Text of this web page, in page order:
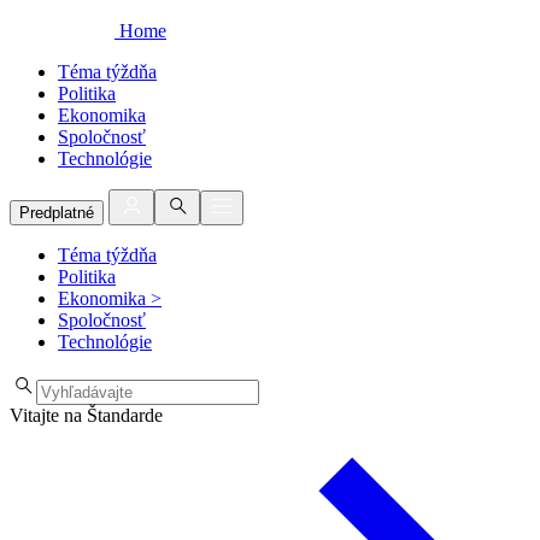
Home
Téma týždňa
Politika
Ekonomika
Spoločnosť
Technológie
Predplatné
Téma týždňa
Politika
Ekonomika >
Spoločnosť
Technológie
Vitajte na Štandarde